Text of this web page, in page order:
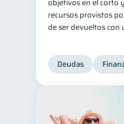
objetivos en el corto
recursos provistos
de ser devueltos con
Deudas